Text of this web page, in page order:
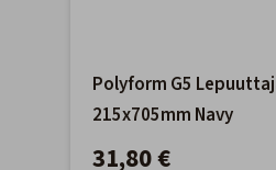
Polyform G5
215x705mm Navy
31,80 €